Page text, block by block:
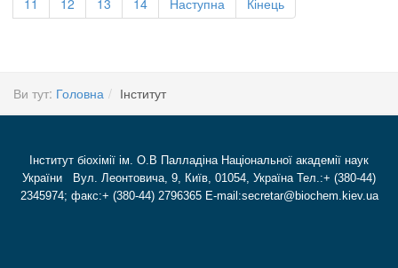
11
12 13 14 Наступна Кінець
Ви тут: Головна Інститут
Інститут біохімії ім. О.В Палладіна Національної академії наук
України Вул. Леонтовича, 9, Київ, 01054, Україна Тел.:+ (380-44)
2345974; факс:+ (380-44) 2796365 E-mail:secretar@biochem.kiev.ua